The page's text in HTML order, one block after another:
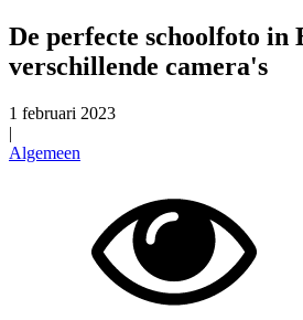
De perfecte schoolfoto in
verschillende camera's
1 februari 2023
|
Algemeen